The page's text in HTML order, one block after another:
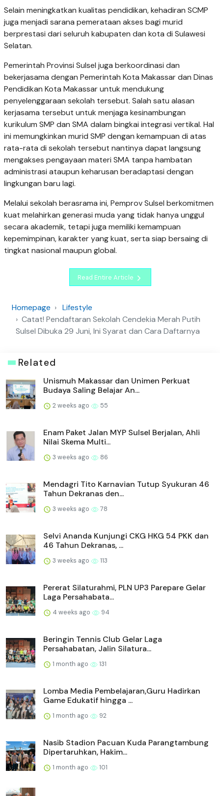
Selain meningkatkan kualitas pendidikan, kehadiran SCMP
juga menjadi sarana pemerataan akses bagi murid
berprestasi dari seluruh kabupaten dan kota di Sulawesi
Selatan.
Pemerintah Provinsi Sulsel juga berkoordinasi dan
bekerjasama dengan Pemerintah Kota Makassar dan Dinas
Pendidikan Kota Makassar untuk mendukung
penyelenggaraan sekolah tersebut. Salah satu alasan
kerjasama tersebut untuk menjaga kesinambungan
kurikulum SMP dan SMA dalam bingkai integrasi vertikal. Hal
ini memungkinkan murid SMP dengan kemampuan di atas
rata-rata di sekolah tersebut nantinya dapat langsung
mengakses pengayaan materi SMA tanpa hambatan
administrasi ataupun keharusan beradaptasi dengan
lingkungan baru lagi.
Melalui sekolah berasrama ini, Pemprov Sulsel berkomitmen
kuat melahirkan generasi muda yang tidak hanya unggul
secara akademik, tetapi juga memiliki kemampuan
kepemimpinan, karakter yang kuat, serta siap bersaing di
tingkat nasional maupun global.
Read Entire Article
Homepage
Lifestyle
Catat! Pendaftaran Sekolah Cendekia Merah Putih
Sulsel Dibuka 29 Juni, Ini Syarat dan Cara Daftarnya
Related
Unismuh Makassar dan Unimen Perkuat
Budaya Saling Belajar An...
2 weeks ago 55
Enam Paket Jalan MYP Sulsel Berjalan, Ahli
Nilai Skema Multi...
3 weeks ago 86
Mendagri Tito Karnavian Tutup Syukuran 46
Tahun Dekranas den...
3 weeks ago 78
Selvi Ananda Kunjungi CKG HKG 54 PKK dan
46 Tahun Dekranas, ...
3 weeks ago 113
Pererat Silaturahmi, PLN UP3 Parepare Gelar
Laga Persahabata...
4 weeks ago 94
Beringin Tennis Club Gelar Laga
Persahabatan, Jalin Silatura...
1 month ago 131
Lomba Media Pembelajaran,Guru Hadirkan
Game Edukatif hingga ...
1 month ago 92
Nasib Stadion Pacuan Kuda Parangtambung
Dipertaruhkan, Hakim...
1 month ago 101